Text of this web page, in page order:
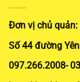
Đơn vị chủ quản:
Số 44 đường
097.266.2008-